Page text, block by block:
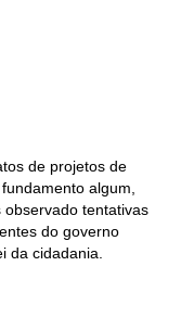
de projetos de
algum,
tentativas
do governo
da cidadania.